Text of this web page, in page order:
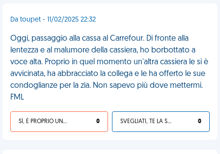
Da toupet - 11/02/2025 22:32
Oggi, passaggio alla cassa al Carrefour. Di fronte alla
lentezza e al malumore della cassiera, ho borbottato a
voce alta. Proprio in quel momento un'altra cassiera le si è
avvicinata, ha abbracciato la collega e le ha offerto le sue
condoglianze per la zia. Non sapevo più dove mettermi.
FML
SÌ, È PROPRIO UNA VDM! 0 SVEGLIATI, TE LA SEI CERCATA! 0